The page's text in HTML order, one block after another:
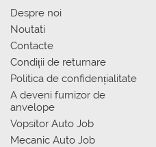
Despre noi
Noutati
Contacte
Condiții de returnare
Politica de confidențialitate
A deveni furnizor de
anvelope
Vopsitor Auto Job
Mecanic Auto Job